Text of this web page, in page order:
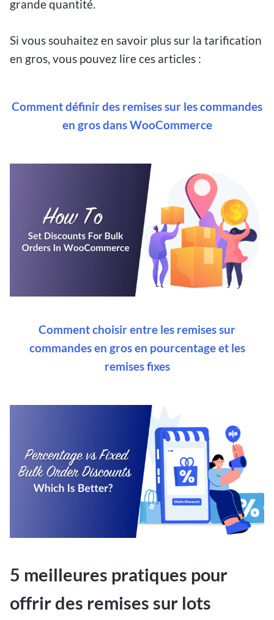
grande quantité.
Si vous souhaitez en savoir plus sur la tarification
en gros, vous pouvez lire ces articles :
Comment définir des remises sur les commandes
en gros dans WooCommerce
Comment choisir entre les remises sur
commandes en gros en pourcentage et les
remises fixes
5 meilleures pratiques pour
offrir des remises sur lots